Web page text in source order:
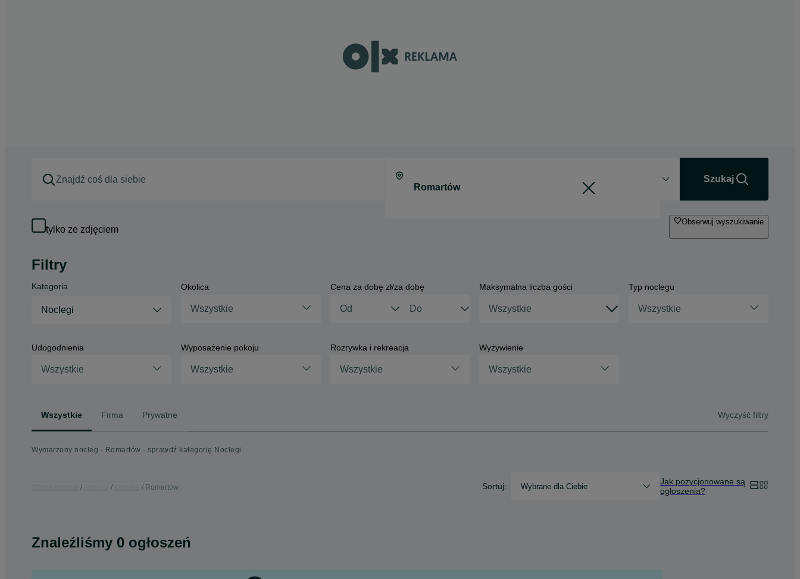
Szukaj
tylko ze zdjęciem
Obserwuj wyszukiwanie
Filtry
Kategoria
Noclegi
Okolica
Wszystkie
Cena za dobę zł/za dobę Maksymalna liczba gości Typ noclegu
Wszystkie
Udogodnienia
Wszystkie
Wyposażenie pokoju
Wszystkie
Rozrywka i rekreacja
Wszystkie
Wyżywienie
Wszystkie
Wszystkie Firma Prywatne Wyczyść filtry
Wymarzony nocleg - Romartów - sprawdź kategorię Noclegi
Romartów Sortuj: Wybrane dla Ciebie
Jak pozycjonowane są
ogłoszenia?
Znaleźliśmy 0 ogłoszeń